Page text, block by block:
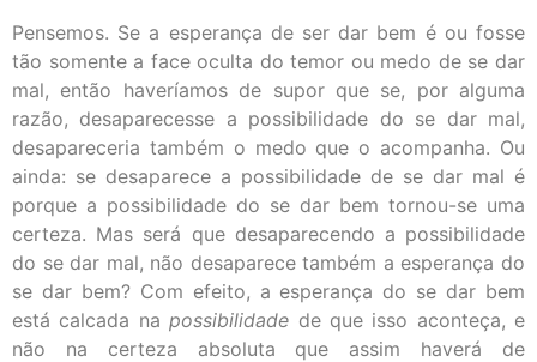
Pensemos. Se a esperança de ser dar bem é ou fosse
tão somente a face oculta do temor ou medo de se dar
mal, então haveríamos de supor que se, por alguma
razão, desaparecesse a possibilidade do se dar mal,
desapareceria também o medo que o acompanha. Ou
ainda: se desaparece a possibilidade de se dar mal é
porque a possibilidade do se dar bem tornou-se uma
certeza. Mas será que desaparecendo a possibilidade
do se dar mal, não desaparece também a esperança do
se dar bem? Com efeito, a esperança do se dar bem
está calcada napossibilidade de que isso aconteça, e
não na certeza absoluta que assim haverá de